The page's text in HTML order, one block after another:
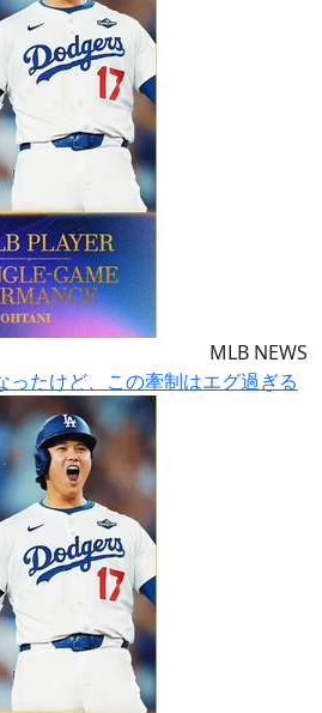
MLB NEWS
ったけど、この牽制はエグ過ぎる